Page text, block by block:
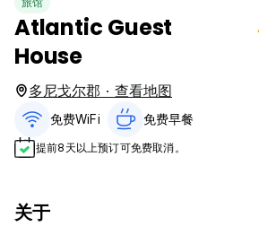
Atlantic Guest
House
多尼戈尔郡 · 查看地图
免费WiFi 免费早餐‎
提前8天以上预订可免费取消。
关于